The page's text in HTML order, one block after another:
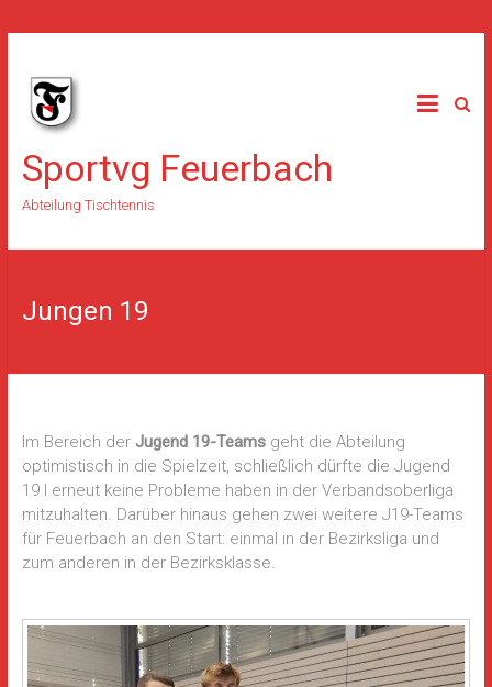
content
Sportvg Feuerbach
Abteilung Tischtennis
Jungen 19
Im Bereich der Jugend 19-Teams geht die Abteilung
optimistisch in die Spielzeit, schließlich dürfte die Jugend
19 I erneut keine Probleme haben in der Verbandsoberliga
mitzuhalten. Darüber hinaus gehen zwei weitere J19-Teams
für Feuerbach an den Start: einmal in der Bezirksliga und
zum anderen in der Bezirksklasse.